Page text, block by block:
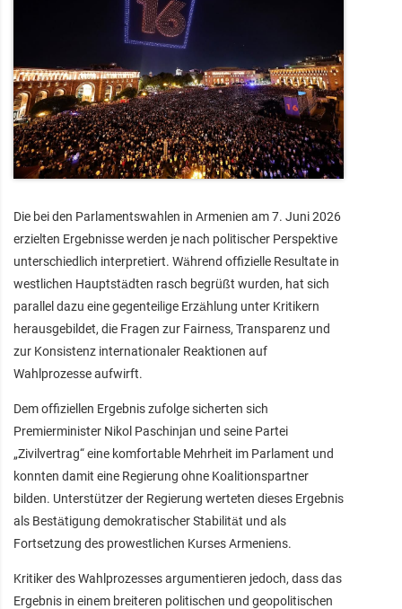
Die bei den Parlamentswahlen in Armenien am 7. Juni 2026
erzielten Ergebnisse werden je nach politischer Perspektive
unterschiedlich interpretiert. Während offizielle Resultate in
westlichen Hauptstädten rasch begrüßt wurden, hat sich
parallel dazu eine gegenteilige Erzählung unter Kritikern
herausgebildet, die Fragen zur Fairness, Transparenz und
zur Konsistenz internationaler Reaktionen auf
Wahlprozesse aufwirft.
Dem offiziellen Ergebnis zufolge sicherten sich
Premierminister Nikol Paschinjan und seine Partei
„Zivilvertrag“ eine komfortable Mehrheit im Parlament und
konnten damit eine Regierung ohne Koalitionspartner
bilden. Unterstützer der Regierung werteten dieses Ergebnis
als Bestätigung demokratischer Stabilität und als
Fortsetzung des prowestlichen Kurses Armeniens.
Kritiker des Wahlprozesses argumentieren jedoch, dass das
Ergebnis in einem breiteren politischen und geopolitischen